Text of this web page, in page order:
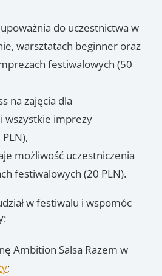
do uczestnictwa w
warsztatach beginner oraz
festiwalowych (50
na zajęcia dla
wszystkie imprezy
możliwość uczestniczenia
festiwalowych (20 PLN).
w festiwalu i wspomóc
Ambition Salsa Razem w
;